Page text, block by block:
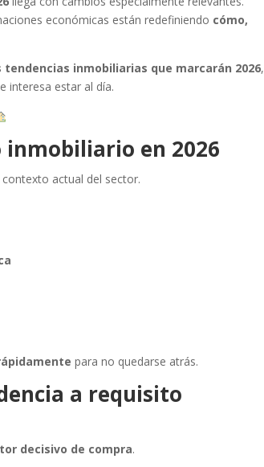
económicas están redefiniendo cómo,
tendencias inmobiliarias que marcarán 2026,
interesa estar al día.
en 2026
actual del sector.
para no quedarse atrás.
a requisito
decisivo de compra.